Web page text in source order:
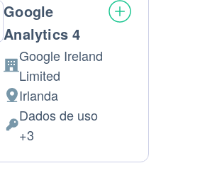
Google
Analytics 4
Companhia:
Google Ireland
Limited
Lugar
de
processamento:
Irlanda
Dados
Dados de uso
+3